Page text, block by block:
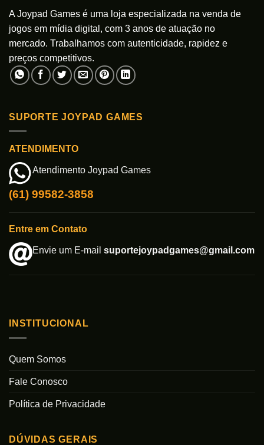
A Joypad Games é uma loja especializada na venda de
jogos em mídia digital, com 3 anos de atuação no
mercado. Trabalhamos com autenticidade, rapidez e
preços competitivos.
SUPORTE JOYPAD GAMES
ATENDIMENTO
Atendimento Joypad Games
(61) 99582-3858
Entre em Contato
Envie um E-mail suportejoypadgames@gmail.com
INSTITUCIONAL
Quem Somos
Fale Conosco
Política de Privacidade
DÚVIDAS GERAIS